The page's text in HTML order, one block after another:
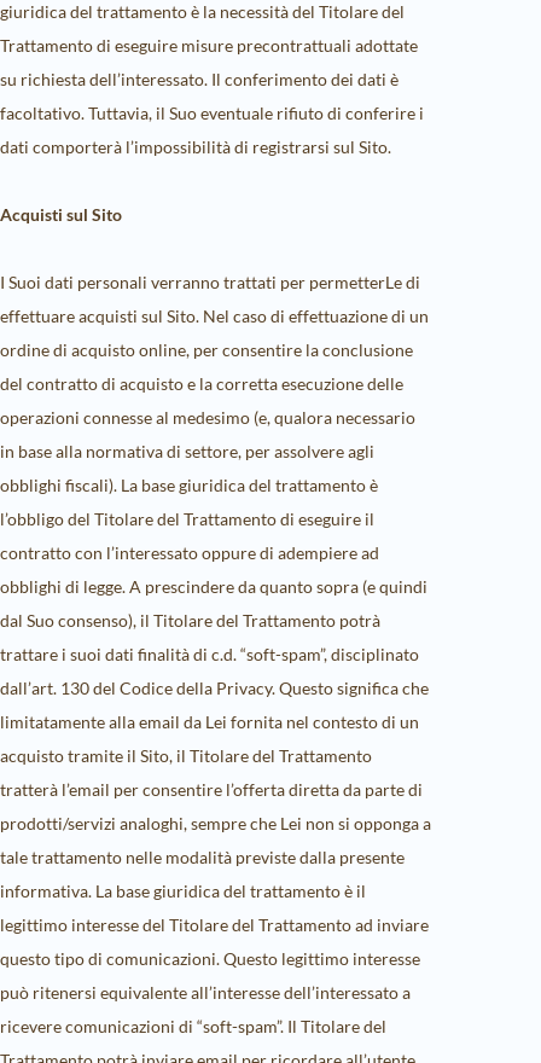
giuridica del trattamento è la necessità del Titolare del
Trattamento di eseguire misure precontrattuali adottate
su richiesta dell’interessato. Il conferimento dei dati è
facoltativo. Tuttavia, il Suo eventuale rifiuto di conferire i
dati comporterà l’impossibilità di registrarsi sul Sito.
Acquisti sul Sito
I Suoi dati personali verranno trattati per permetterLe di
effettuare acquisti sul Sito. Nel caso di effettuazione di un
ordine di acquisto online, per consentire la conclusione
del contratto di acquisto e la corretta esecuzione delle
operazioni connesse al medesimo (e, qualora necessario
in base alla normativa di settore, per assolvere agli
obblighi fiscali). La base giuridica del trattamento è
l’obbligo del Titolare del Trattamento di eseguire il
contratto con l’interessato oppure di adempiere ad
obblighi di legge. A prescindere da quanto sopra (e quindi
dal Suo consenso), il Titolare del Trattamento potrà
trattare i suoi dati finalità di c.d. “soft-spam”, disciplinato
dall’art. 130 del Codice della Privacy. Questo significa che
limitatamente alla email da Lei fornita nel contesto di un
acquisto tramite il Sito, il Titolare del Trattamento
tratterà l’email per consentire l’offerta diretta da parte di
prodotti/servizi analoghi, sempre che Lei non si opponga a
tale trattamento nelle modalità previste dalla presente
informativa. La base giuridica del trattamento è il
legittimo interesse del Titolare del Trattamento ad inviare
questo tipo di comunicazioni. Questo legittimo interesse
può ritenersi equivalente all’interesse dell’interessato a
ricevere comunicazioni di “soft-spam”. Il Titolare del